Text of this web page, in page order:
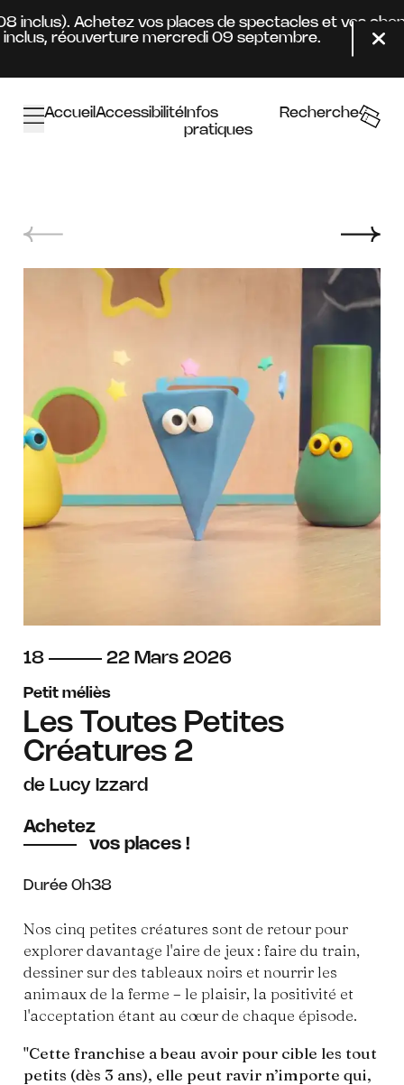
inclus). Achetez vos places de spectacles et vos
réouverture mercredi 09 septembre.
AccueilAccessibilitéInfos
pratiques
Recherche
du
18 au
22 mars
Mars 2026
Petit méliès
Les Toutes Petites
Créatures 2
de Lucy Izzard
Achetez
vos places !
Durée 0h38
Nos cinq petites créatures sont de retour pour
explorer davantage l'aire de jeux : faire du train,
dessiner sur des tableaux noirs et nourrir les
animaux de la ferme – le plaisir, la positivité et
l'acceptation étant au cœur de chaque épisode.
"Cette franchise a beau avoir pour cible les tout
petits (dès 3 ans), elle peut ravir n’importe qui,